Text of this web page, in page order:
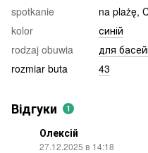
spotkanie
na plażę,
kolor
синій
rodzaj obuwia
для
rozmiar buta
43
Відгуки 1
Олексій
27.12.2025 в 14:18